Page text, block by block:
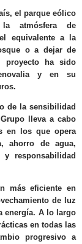
el parque eólico
atmósfera de
equivalente a la
o a dejar de
proyecto ha sido
y en su
de la sensibilidad
lleva a cabo
en los que opera
ahorro de agua,
responsabilidad
más eficiente en
de luz
energía. A lo largo
en todas las
progresivo a